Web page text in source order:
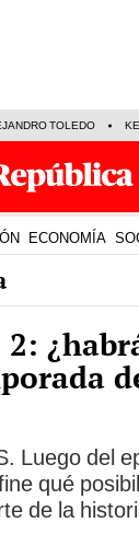
TOLEDO
ECONOMÍA
2:
Luego del
qué
de la